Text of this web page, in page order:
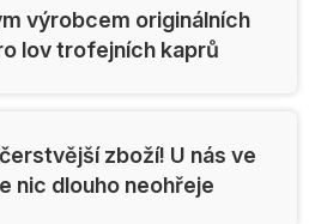
výrobcem originálních
lov trofejních kaprů
zboží! U nás ve
nic dlouho neohřeje